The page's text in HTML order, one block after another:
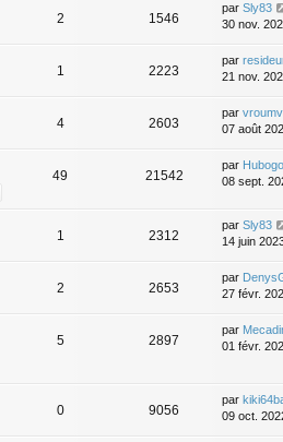
2 1546
par Sly83
30 nov.
1 2223
par
21 nov.
4 2603
par
07 août
49 21542
par
08 sept.
1 2312
par Sly83
14 juin
2 2653
par
27 févr.
5 2897
par
01 févr.
0 9056
par
09 oct.